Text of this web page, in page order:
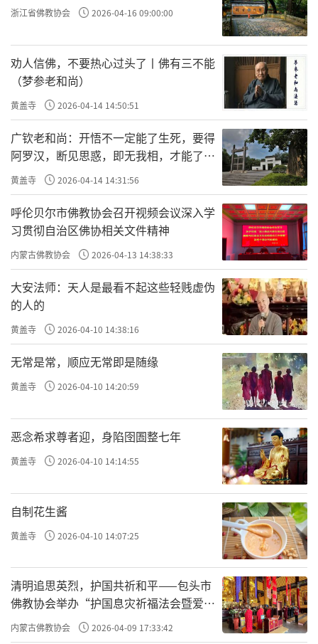
浙江省佛教协会 2026-04-16 09:00:00
劝人信佛，不要热心过头了丨佛有三不能
（梦参老和尚）
黄盖寺 2026-04-14 14:50:51
广钦老和尚：开悟不一定能了生死，要得
阿罗汉，断见思惑，即无我相，才能了生
死
黄盖寺 2026-04-14 14:31:56
呼伦贝尔市佛教协会召开视频会议深入学
习贯彻自治区佛协相关文件精神
内蒙古佛教协会 2026-04-13 14:38:33
大安法师：天人是最看不起这些轻贱虚伪
的人的
黄盖寺 2026-04-10 14:38:16
无常是常，顺应无常即是随缘
黄盖寺 2026-04-10 14:20:59
恶念希求尊者迎，身陷囹圄整七年
黄盖寺 2026-04-10 14:14:55
自制花生酱
黄盖寺 2026-04-10 14:07:25
清明追思英烈，护国共祈和平——包头市
佛教协会举办“护国息灾祈福法会暨爱国
主义电影观影活动”
内蒙古佛教协会 2026-04-09 17:33:42